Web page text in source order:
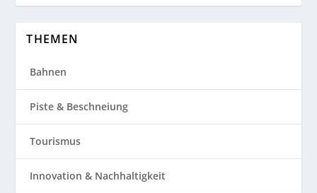
THEMEN
Bahnen
Piste & Beschneiung
Tourismus
Innovation & Nachhaltigkeit